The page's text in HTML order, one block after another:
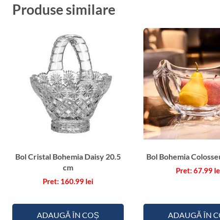
Produse similare
Bol Cristal Bohemia Daisy 20.5
cm
160.99 lei
ADAUGĂ ÎN COȘ
Bol Bohemia
67.99
ADAUGĂ ÎN